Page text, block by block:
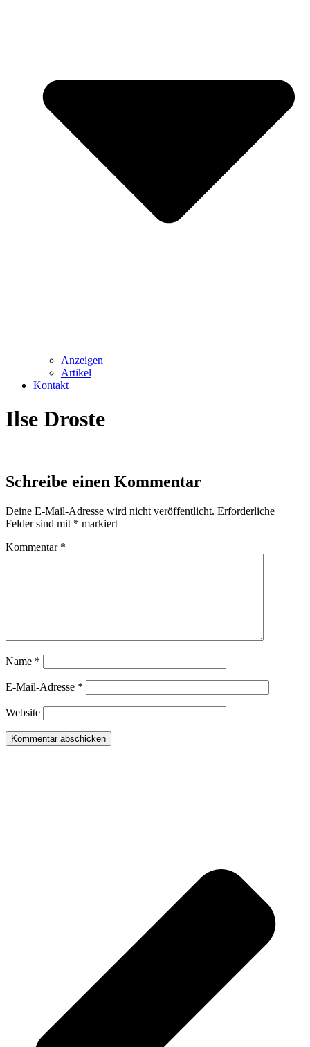
Anzeigen
Artikel
Kontakt
Ilse Droste
Schreibe einen Kommentar
Deine E-Mail-Adresse wird nicht veröffentlicht. Erforderliche
Felder sind mit * markiert
Kommentar *
Name *
E-Mail-Adresse *
Website